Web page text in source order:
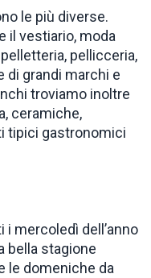
le più diverse.
il vestiario, moda
pellicceria,
di grandi marchi e
troviamo inoltre
ceramiche,
tipici gastronomici
mercoledì dell’anno
bella stagione
le domeniche da